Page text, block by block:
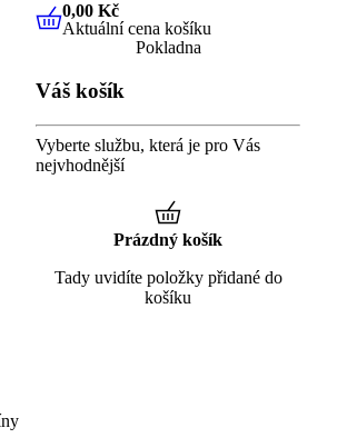
0,00 KčAktuální cena košíku
0,00 Kč
Aktuální cena košíku
Pokladna
Váš košík
Vyberte službu, která je pro Vás
nejvhodnější
Prázdný košík
Tady uvidíte položky přidané do
košíku